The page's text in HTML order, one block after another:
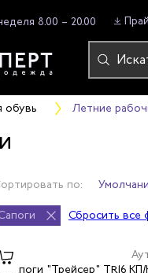
8.00 – 20.00
обувь Летние
по:
Сбросить все